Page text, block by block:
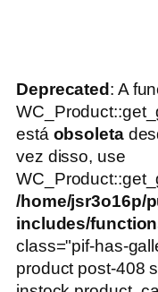
Deprecated : A
está obsoleta
vez disso, use
/home/jsr3o16p/
includes/
class="pif-has-
product post-408